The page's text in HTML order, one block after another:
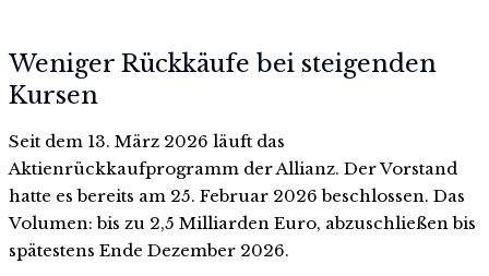
Weniger Rückkäufe bei steigenden
Kursen
Seit dem 13. März 2026 läuft das
Aktienrückkaufprogramm der Allianz. Der Vorstand
hatte es bereits am 25. Februar 2026 beschlossen. Das
Volumen: bis zu 2,5 Milliarden Euro, abzuschließen bis
spätestens Ende Dezember 2026.